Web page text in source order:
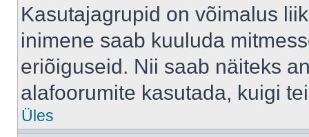
Kasutajagrupid on võimalus
inimene saab kuuluda
eriõiguseid. Nii saab näiteks
alafoorumite kasutada, kuigi
Üles